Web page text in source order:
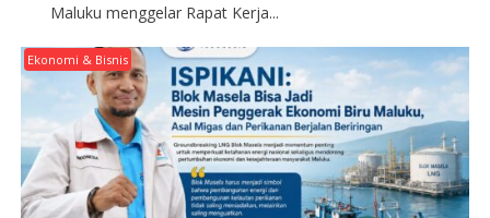
Maluku menggelar Rapat Kerja...
Ekonomi & Bisnis